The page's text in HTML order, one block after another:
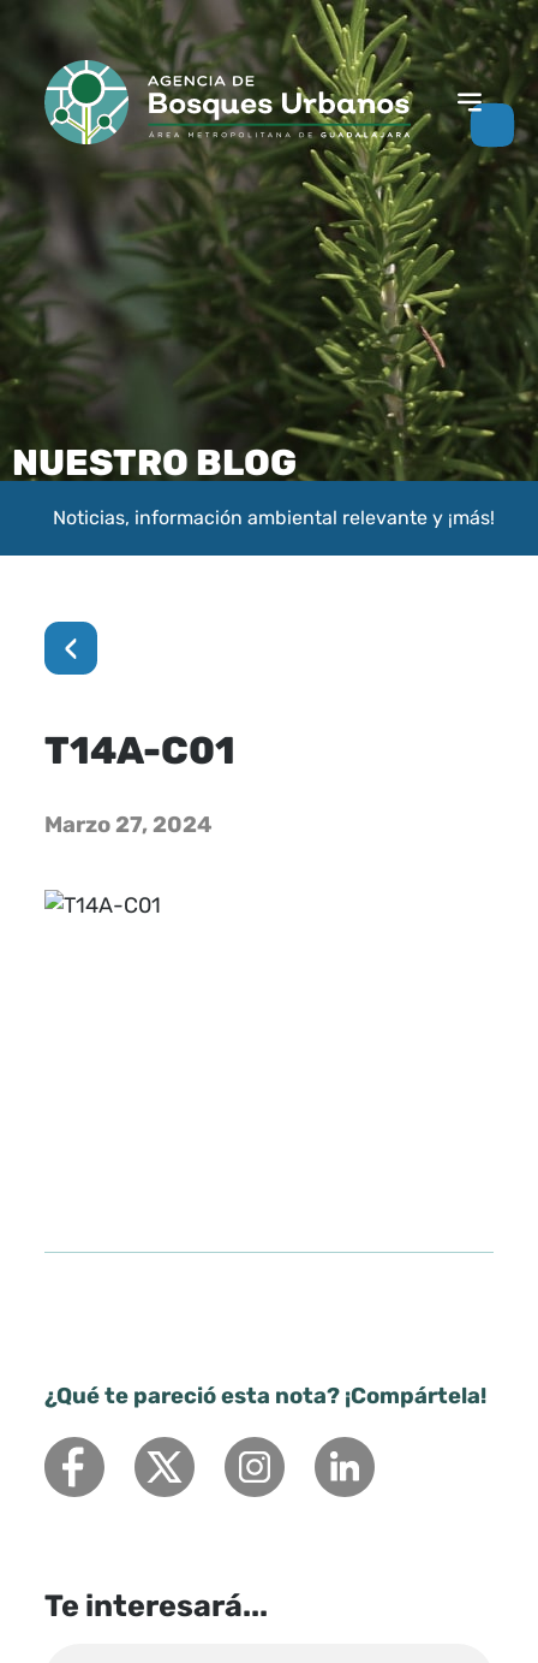
NUESTRO BLOG
Noticias, información ambiental relevante y ¡más!
‹
T14A-C01
Marzo 27, 2024
¿Qué te pareció esta nota? ¡Compártela!
Te interesará...